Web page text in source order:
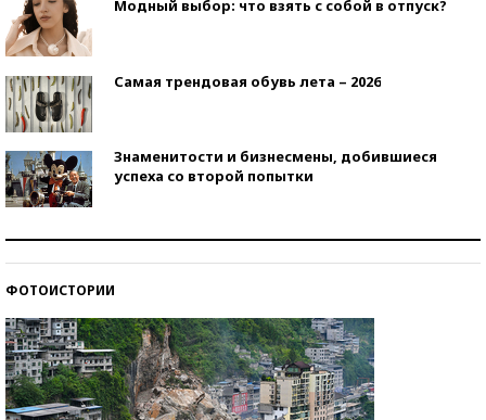
Модный выбор: что взять с собой в отпуск?
Самая трендовая обувь лета – 2026
Знаменитости и бизнесмены, добившиеся
успеха со второй попытки
ФОТОИСТОРИИ